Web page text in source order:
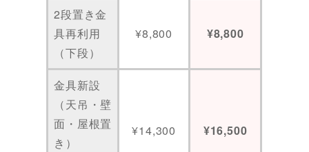
2段置き金
具再利用
（下段）
¥8,800 ¥8,800
金具新設
（天吊・壁
面・屋根置
き）
¥14,300 ¥16,500